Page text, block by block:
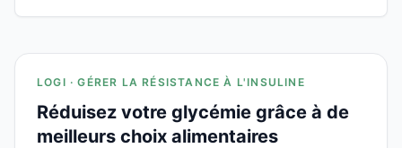
LOGI · GÉRER LA RÉSISTANCE À L'INSULINE
Réduisez votre glycémie grâce à de
meilleurs choix alimentaires